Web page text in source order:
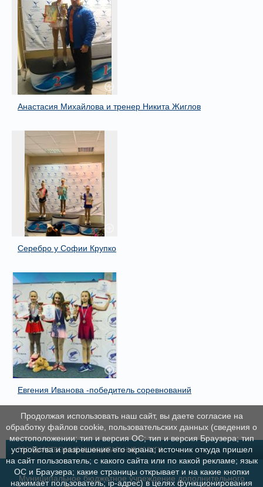
Анастасия Михайлова и тренер Никита Жиглов
Серебро у Софии Крупко
Евгения Иванова -победитель соревнований
ГОСУДАРСТВЕННЫЕ МУНИЦИПАЛЬНЫЕ УСЛУГИ
Муниципальное бюджетное учреждение дополнительного
Продолжая использовать наш сайт, вы даете согласие на
обработку файлов cookie, пользовательских данных (сведения о
местоположении; тип и версия ОС; тип и версия Браузера; тип
устройства и разрешение его экрана; источник откуда пришел
на сайт пользователь; с какого сайта или по какой рекламе; язык
ОС и Браузера; какие страницы открывает и на какие кнопки
нажимает пользователь; ip-адрес) в целях функционирования